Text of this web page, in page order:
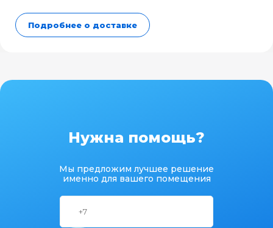
Подробнее о доставке
Нужна помощь?
Мы предложим лучшее решение
именно для вашего помещения